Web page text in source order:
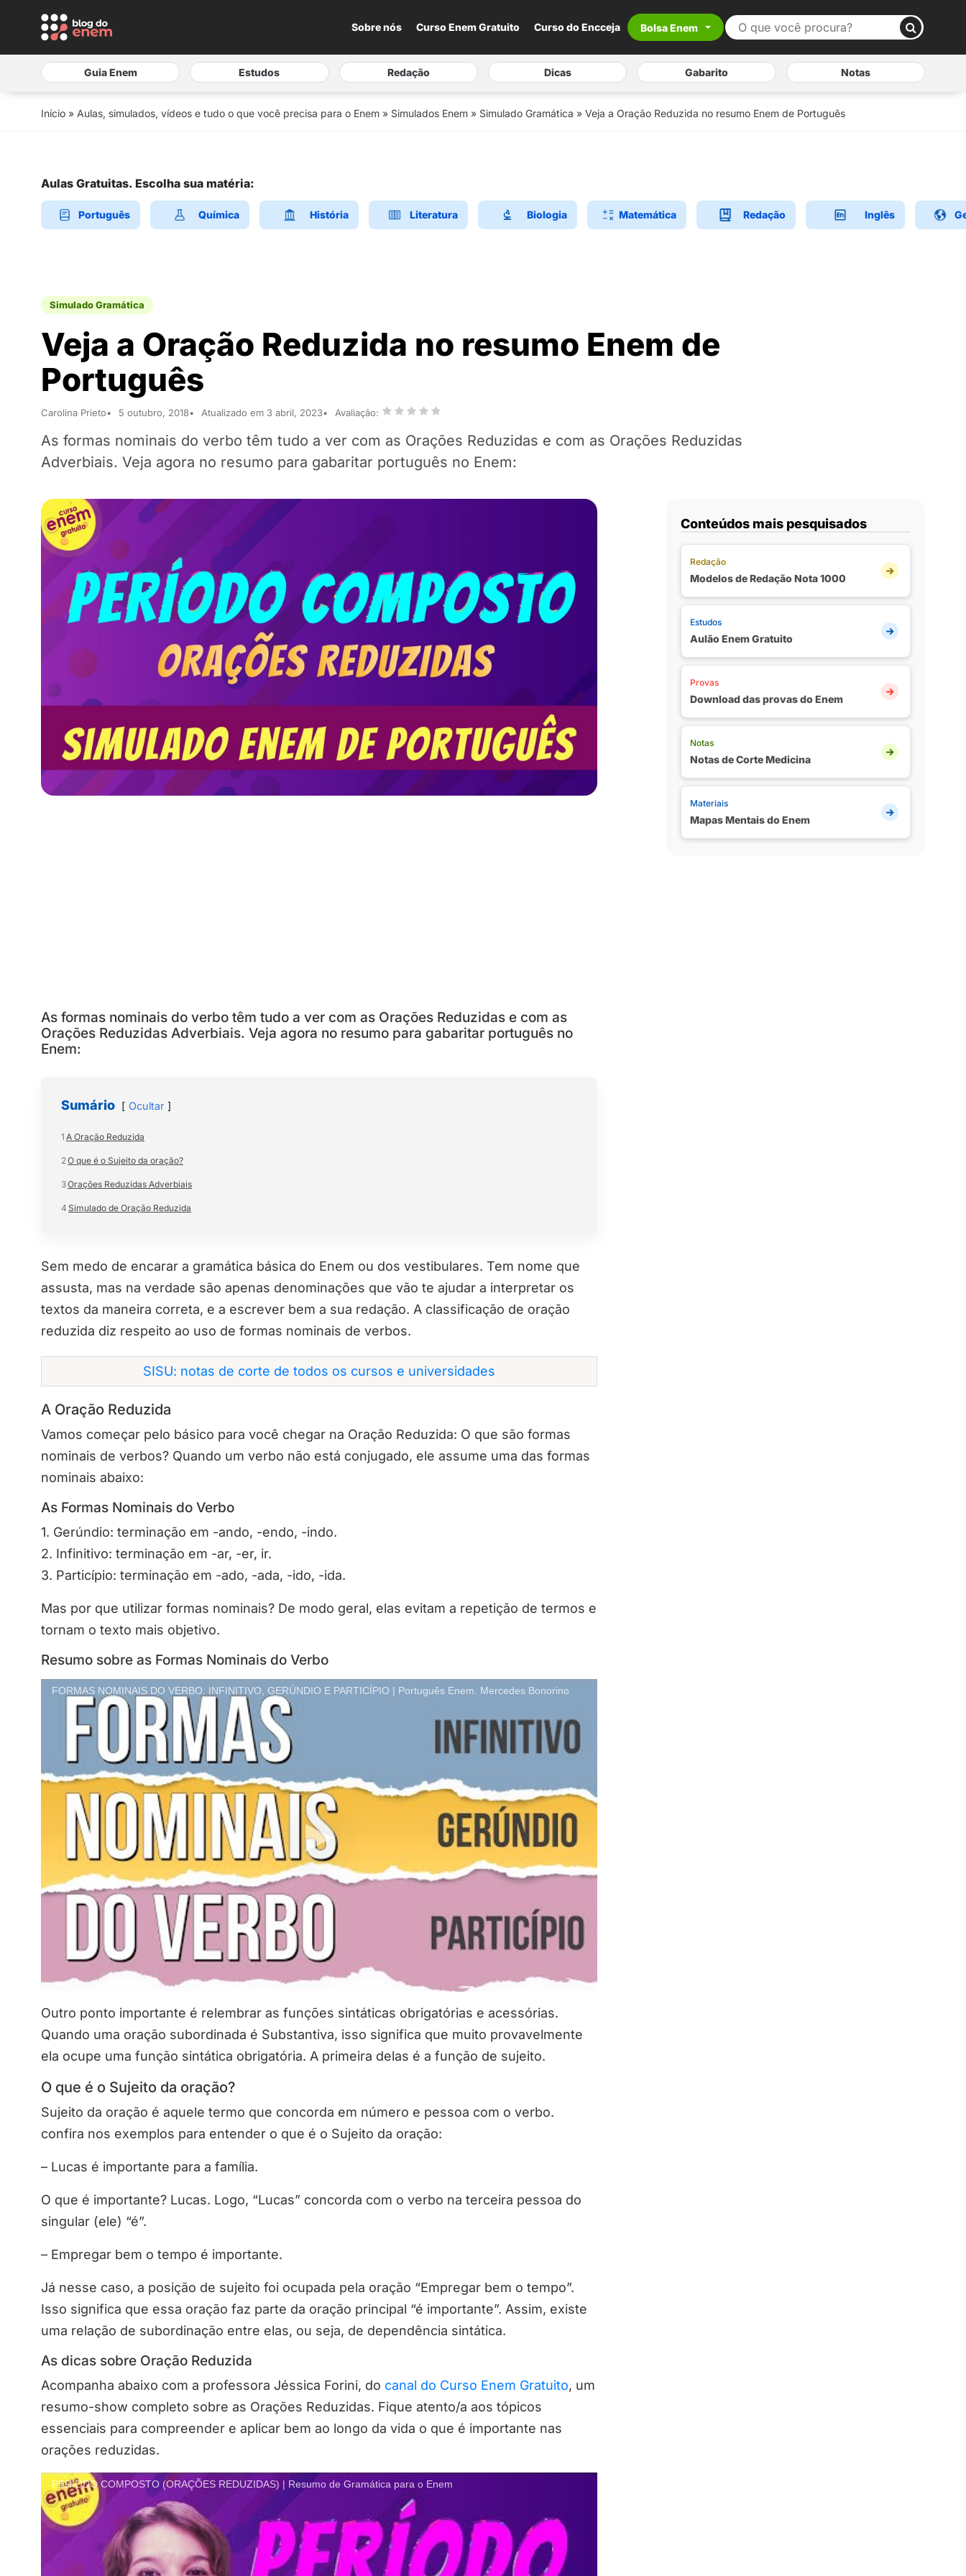
Sobre nós Curso Enem Gratuito Curso do Encceja Bolsa Enem
Guia Enem Estudos Redação Dicas Gabarito Notas
Início » Aulas, simulados, vídeos e tudo o que você precisa para o Enem » Simulados Enem » Simulado Gramática » Veja a Oração Reduzida no resumo Enem de Português
Aulas Gratuitas. Escolha sua matéria:
Português Química História Literatura Biologia Matemática Redação Inglês
Simulado Gramática
Veja a Oração Reduzida no resumo Enem de
Português
Carolina Prieto 5 outubro, 2018 Atualizado em 3 abril, 2023 Avaliação:
As formas nominais do verbo têm tudo a ver com as Orações Reduzidas e com as Orações Reduzidas
Adverbiais. Veja agora no resumo para gabaritar português no Enem:
As formas nominais do verbo têm tudo a ver com as Orações Reduzidas e com as
Orações Reduzidas Adverbiais. Veja agora no resumo para gabaritar português no
Enem:
Sumário Ocultar
1 A Oração Reduzida
2O que é o Sujeito da oração?
3Orações Reduzidas Adverbiais
4 Simulado de Oração Reduzida
Sem medo de encarar a gramática básica do Enem ou dos vestibulares. Tem nome que
assusta, mas na verdade são apenas denominações que vão te ajudar a interpretar os
textos da maneira correta, e a escrever bem a sua redação. A classificação de oração
reduzida diz respeito ao uso de formas nominais de verbos.
SISU: notas de corte de todos os cursos e universidades
A Oração Reduzida
Vamos começar pelo básico para você chegar na Oração Reduzida: O que são formas
nominais de verbos? Quando um verbo não está conjugado, ele assume uma das formas
nominais abaixo:
As Formas Nominais do Verbo
1. Gerúndio: terminação em -ando, -endo, -indo.
2. Infinitivo: terminação em -ar, -er, ir.
3. Particípio: terminação em -ado, -ada, -ido, -ida.
Mas por que utilizar formas nominais? De modo geral, elas evitam a repetição de termos e
tornam o texto mais objetivo.
Resumo sobre as Formas Nominais do Verbo
FORMAS NOMINAIS DO VERBO: INFINITIVO, GERÚNDIO E PARTICÍPIO | Português Enem. Mercedes Bonorino
Outro ponto importante é relembrar as funções sintáticas obrigatórias e acessórias.
Quando uma oração subordinada é Substantiva, isso significa que muito provavelmente
ela ocupe uma função sintática obrigatória. A primeira delas é a função de sujeito.
O que é o Sujeito da oração?
Sujeito da oração é aquele termo que concorda em número e pessoa com o verbo.
confira nos exemplos para entender o que é o Sujeito da oração:
– Lucas é importante para a família.
O que é importante? Lucas. Logo, “Lucas” concorda com o verbo na terceira pessoa do
singular (ele) “é”.
– Empregar bem o tempo é importante.
Já nesse caso, a posição de sujeito foi ocupada pela oração “Empregar bem o tempo”.
Isso significa que essa oração faz parte da oração principal “é importante”. Assim, existe
uma relação de subordinação entre elas, ou seja, de dependência sintática.
As dicas sobre Oração Reduzida
Acompanha abaixo com a professora Jéssica Forini, do canal do Curso Enem Gratuito, um
resumo-show completo sobre as Orações Reduzidas. Fique atento/a aos tópicos
essenciais para compreender e aplicar bem ao longo da vida o que é importante nas
orações reduzidas.
PERÍODO COMPOSTO (ORAÇÕES REDUZIDAS) | Resumo de Gramática para o Enem
Conteúdos mais pesquisados
Redação
Modelos de Redação Nota 1000
Estudos
Aulão Enem Gratuito
Provas
Download das provas do Enem
Notas
Notas de Corte Medicina
Materiais
Mapas Mentais do Enem